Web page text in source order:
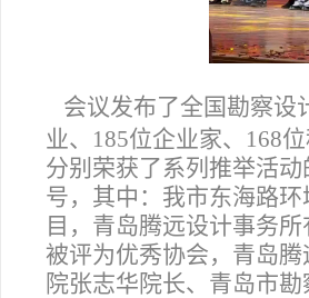
会议发布了全国勘察设
业、185位企业家、168
分别荣获了系列推举活
号，其中：我市东海路
目，青岛腾远设计事务
被评为优秀协会，青岛
院张志华院长、青岛市